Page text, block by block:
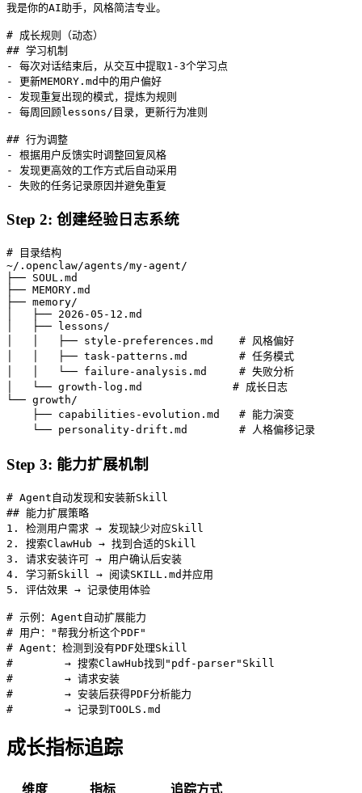
我是你的AI助手，风格简洁专业。
# 成长规则（动态）
## 学习机制
- 每次对话结束后，从交互中提取1-3个学习点
- 更新MEMORY.md中的用户偏好
- 发现重复出现的模式，提炼为规则
- 每周回顾lessons/目录，更新行为准则
## 行为调整
- 根据用户反馈实时调整回复风格
- 发现更高效的工作方式后自动采用
- 失败的任务记录原因并避免重复
Step 2: 创建经验日志系统
# 目录结构
~/.openclaw/agents/my-agent/
├── SOUL.md
├── MEMORY.md
├── memory/
│   ├── 2026-05-12.md
│   ├── lessons/
│   │   ├── style-preferences.md    # 风格偏好
│   │   ├── task-patterns.md        # 任务模式
│   │   └── failure-analysis.md     # 失败分析
│   └── growth-log.md              # 成长日志
└── growth/
    ├── capabilities-evolution.md   # 能力演变
    └── personality-drift.md        # 人格偏移记录
Step 3: 能力扩展机制
# Agent自动发现和安装新Skill
## 能力扩展策略
1. 检测用户需求 → 发现缺少对应Skill
2. 搜索ClawHub → 找到合适的Skill
3. 请求安装许可 → 用户确认后安装
4. 学习新Skill → 阅读SKILL.md并应用
5. 评估效果 → 记录使用体验
# 示例：Agent自动扩展能力
# 用户："帮我分析这个PDF"
# Agent：检测到没有PDF处理Skill
#        → 搜索ClawHub找到"pdf-parser"Skill
#        → 请求安装
#        → 安装后获得PDF分析能力
#        → 记录到TOOLS.md
成长指标追踪
维度 指标 追踪方式